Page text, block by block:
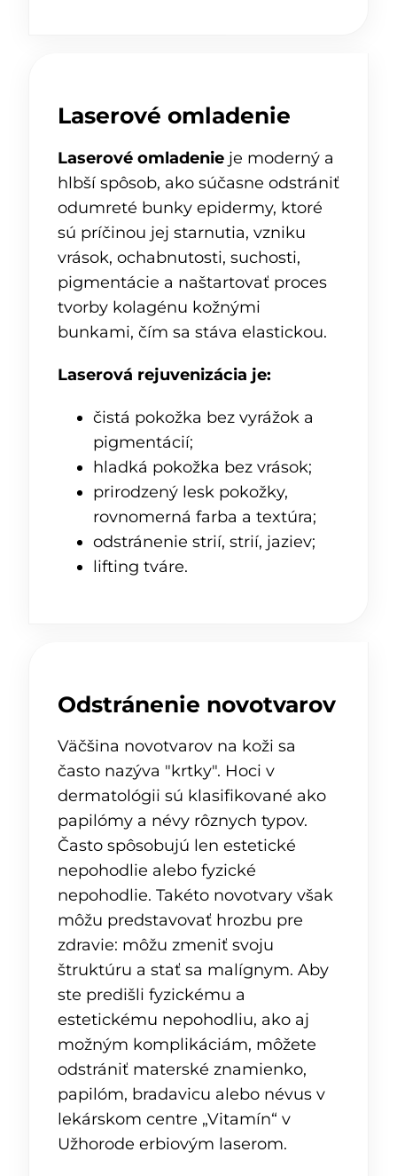
Laserové omladenie
Laserové omladenieje moderný a
hlbší spôsob, ako súčasne odstrániť
odumreté bunky epidermy, ktoré
sú príčinou jej starnutia, vzniku
vrások, ochabnutosti, suchosti,
pigmentácie a naštartovať proces
tvorby kolagénu kožnými
bunkami, čím sa stáva elastickou.
Laserová rejuvenizácia je:
čistá pokožka bez vyrážok a
pigmentácií;
hladká pokožka bez vrások;
prirodzený lesk pokožky,
rovnomerná farba a textúra;
odstránenie strií, strií, jaziev;
lifting tváre.
Odstránenie novotvarov
Väčšina novotvarov na koži sa
často nazýva "krtky". Hoci v
dermatológii sú klasifikované ako
papilómy a névy rôznych typov.
Často spôsobujú len estetické
nepohodlie alebo fyzické
nepohodlie. Takéto novotvary však
môžu predstavovať hrozbu pre
zdravie: môžu zmeniť svoju
štruktúru a stať sa malígnym. Aby
ste predišli fyzickému a
estetickému nepohodliu, ako aj
možným komplikáciám, môžete
odstrániť materské znamienko,
papilóm, bradavicu alebo névus v
lekárskom centre „Vitamín“ v
Užhorode erbiovým laserom.